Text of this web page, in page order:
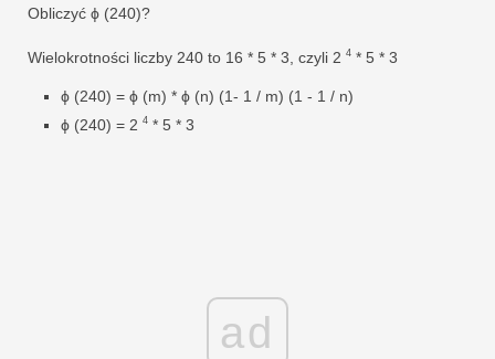
Obliczyć ϕ (240)?
Wielokrotności liczby 240 to 16 * 5 * 3, czyli 2 4 * 5 * 3
ϕ (240) = ϕ (m) * ϕ (n) (1- 1 / m) (1 - 1 / n)
ϕ (240) = 2 4 * 5 * 3
ad